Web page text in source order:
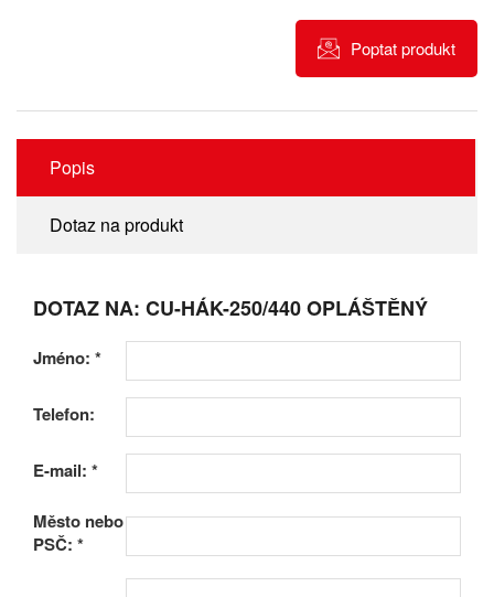
Poptat produkt
Popis
Dotaz na produkt
DOTAZ NA: CU-HÁK-250/440 OPLÁŠTĚNÝ
Jméno: *
Telefon:
E-mail: *
Město nebo
PSČ: *